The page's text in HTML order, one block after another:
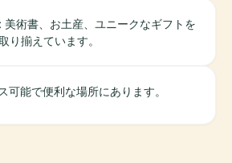
: 美術書、お土産、ユニークなギフトを
り揃えています。
可能で便利な場所にあります。